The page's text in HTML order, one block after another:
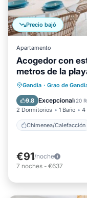
Precio bajó
Apartamento
Acogedor con
metros de la
vistas al mar-
Gandia · Grao de
9.8 Excepcional(20
2 Dormitorios 1 Baño 4
Chimenea/Calefacción
Chimenea/
Balcón/
€91/noche
7 noches - €637